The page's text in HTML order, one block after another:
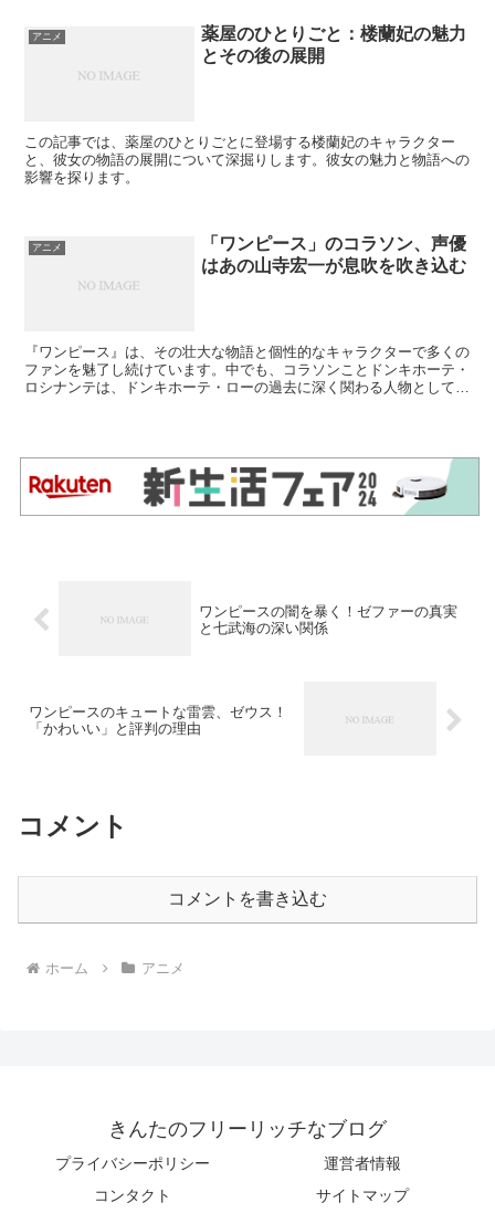
アニメ
薬屋のひとりごと：楼蘭妃の魅力
とその後の展開
この記事では、薬屋のひとりごとに登場する楼蘭妃のキャラクター
と、彼女の物語の展開について深掘りします。彼女の魅力と物語への
影響を探ります。
アニメ
「ワンピース」のコラソン、声優
はあの山寺宏一が息吹を吹き込む
『ワンピース』は、その壮大な物語と個性的なキャラクターで多くの
ファンを魅了し続けています。中でも、コラソンことドンキホーテ・
ロシナンテは、ドンキホーテ・ローの過去に深く関わる人物として、
ワンピースの闇を暴く！ゼファーの真実
と七武海の深い関係
ワンピースのキュートな雷雲、ゼウス！
「かわいい」と評判の理由
コメント
コメントを書き込む
ホーム アニメ
きんたのフリーリッチなブログ
プライバシーポリシー
運営者情報
コンタクト
サイトマップ